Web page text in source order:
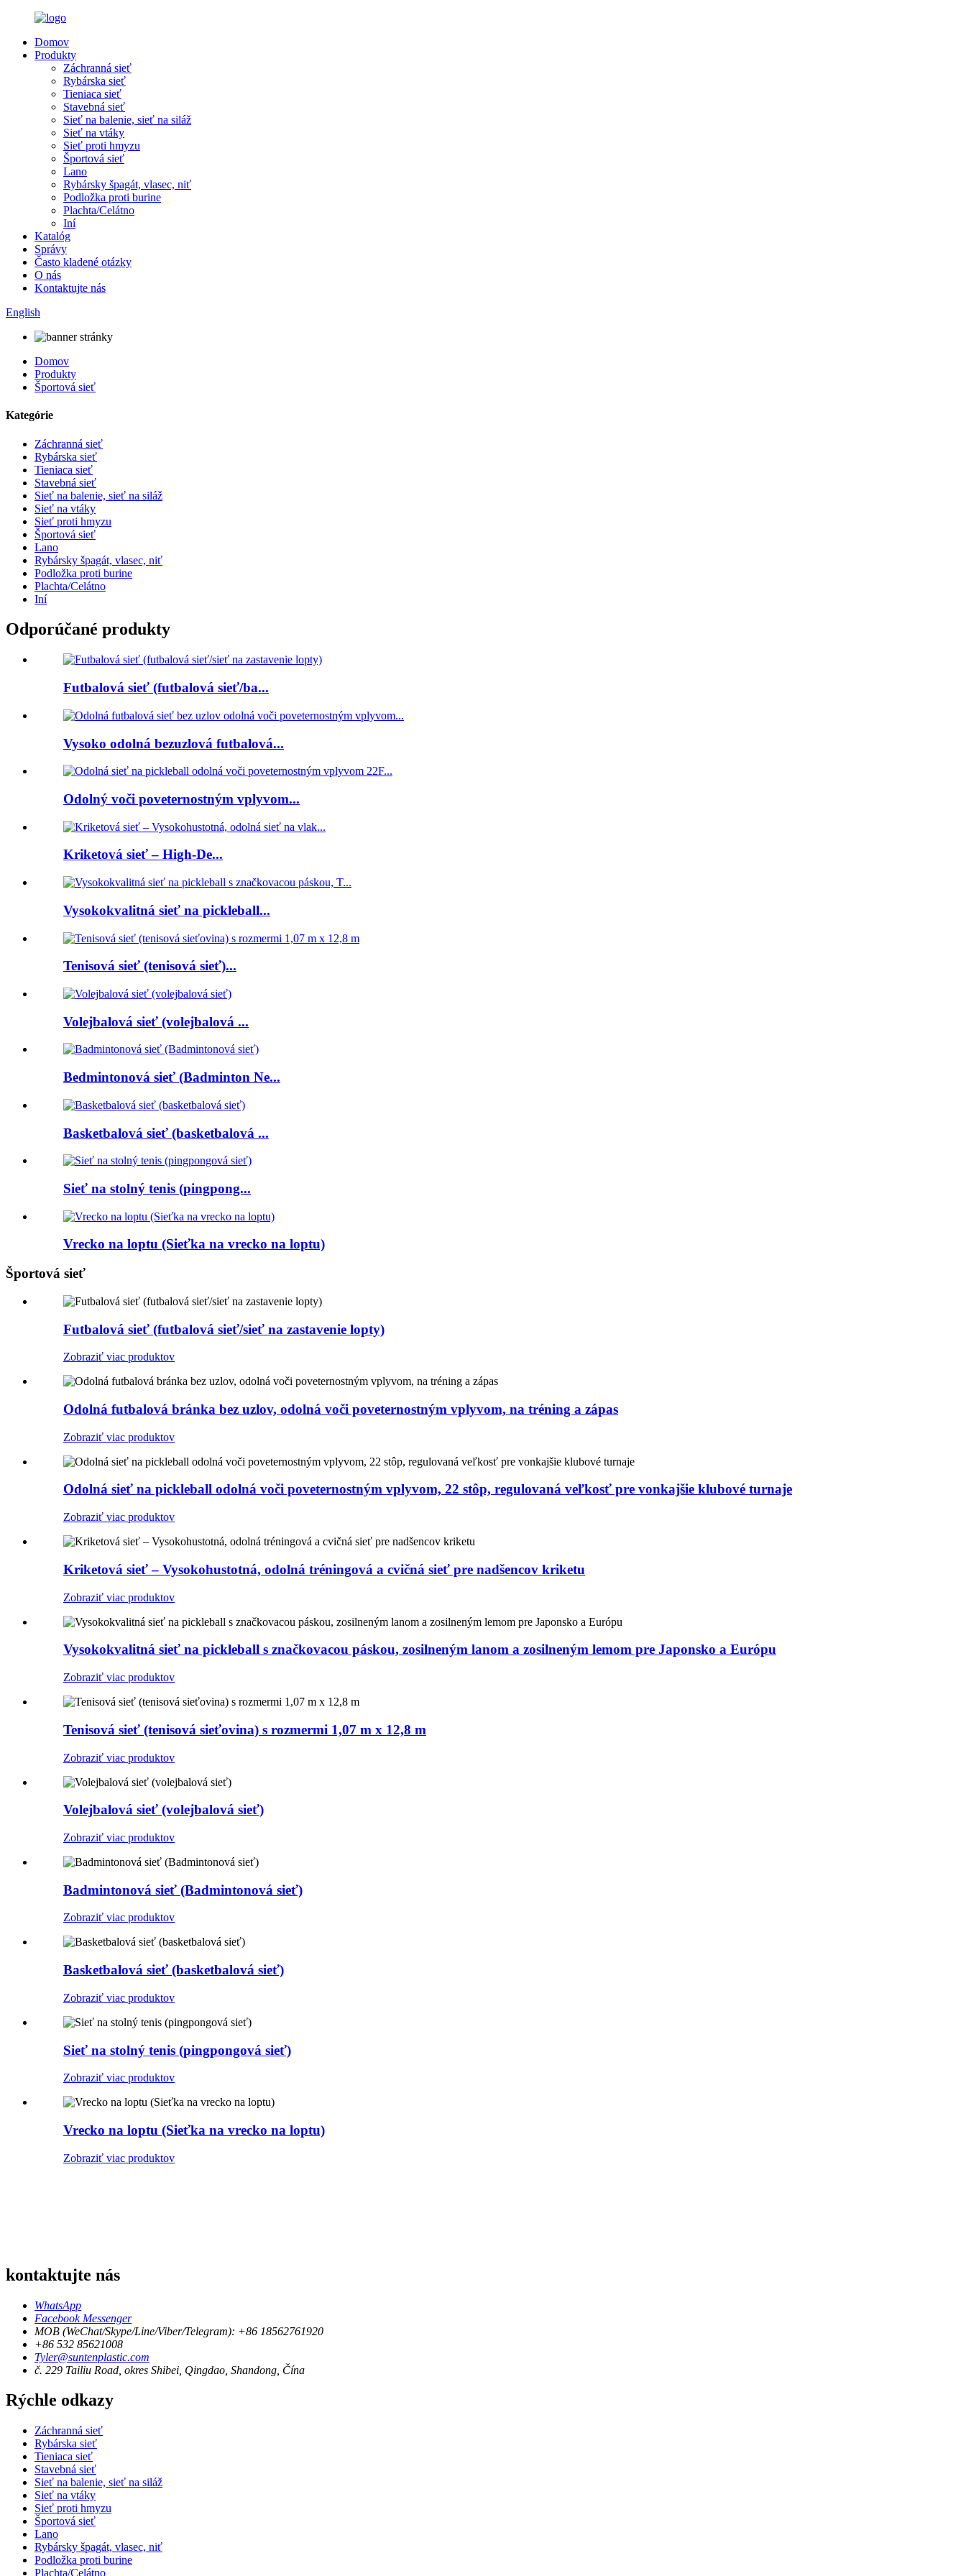
Domov
Produkty
Záchranná sieť
Rybárska sieť
Tieniaca sieť
Stavebná sieť
Sieť na balenie, sieť na siláž
Sieť na vtáky
Sieť proti hmyzu
Športová sieť
Lano
Rybársky špagát, vlasec, niť
Podložka proti burine
Plachta/Celátno
Iní
Katalóg
Správy
Často kladené otázky
O nás
Kontaktujte nás
English
Domov
Produkty
Športová sieť
Kategórie
Záchranná sieť
Rybárska sieť
Tieniaca sieť
Stavebná sieť
Sieť na balenie, sieť na siláž
Sieť na vtáky
Sieť proti hmyzu
Športová sieť
Lano
Rybársky špagát, vlasec, niť
Podložka proti burine
Plachta/Celátno
Iní
Odporúčané produkty
Futbalová sieť (futbalová sieť/ba...
Vysoko odolná bezuzlová futbalová...
Odolný voči poveternostným vplyvom...
Kriketová sieť – High-De...
Vysokokvalitná sieť na pickleball...
Tenisová sieť (tenisová sieť)...
Volejbalová sieť (volejbalová ...
Bedmintonová sieť (Badminton Ne...
Basketbalová sieť (basketbalová ...
Sieť na stolný tenis (pingpong...
Vrecko na loptu (Sieťka na vrecko na loptu)
Športová sieť
Futbalová sieť (futbalová sieť/sieť na zastavenie lopty)
Zobraziť viac produktov
Odolná futbalová bránka bez uzlov, odolná voči poveternostným vplyvom, na tréning a zápas
Zobraziť viac produktov
Odolná sieť na pickleball odolná voči poveternostným vplyvom, 22 stôp, regulovaná veľkosť pre vonkajšie klubové turnaje
Zobraziť viac produktov
Kriketová sieť – Vysokohustotná, odolná tréningová a cvičná sieť pre nadšencov kriketu
Zobraziť viac produktov
Vysokokvalitná sieť na pickleball s značkovacou páskou, zosilneným lanom a zosilneným lemom pre Japonsko a Európu
Zobraziť viac produktov
Tenisová sieť (tenisová sieťovina) s rozmermi 1,07 m x 12,8 m
Zobraziť viac produktov
Volejbalová sieť (volejbalová sieť)
Zobraziť viac produktov
Badmintonová sieť (Badmintonová sieť)
Zobraziť viac produktov
Basketbalová sieť (basketbalová sieť)
Zobraziť viac produktov
Sieť na stolný tenis (pingpongová sieť)
Zobraziť viac produktov
Vrecko na loptu (Sieťka na vrecko na loptu)
Zobraziť viac produktov
kontaktujte nás
WhatsApp
Facebook Messenger
MOB (WeChat/Skype/Line/Viber/Telegram): +86 18562761920
+86 532 85621008
Tyler@suntenplastic.com
č. 229 Tailiu Road, okres Shibei, Qingdao, Shandong, Čína
Rýchle odkazy
Záchranná sieť
Rybárska sieť
Tieniaca sieť
Stavebná sieť
Sieť na balenie, sieť na siláž
Sieť na vtáky
Sieť proti hmyzu
Športová sieť
Lano
Rybársky špagát, vlasec, niť
Podložka proti burine
Plachta/Celátno